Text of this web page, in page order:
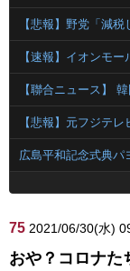
【速報】イオンモ
75 2021/06/30(水)
おや？コロナた